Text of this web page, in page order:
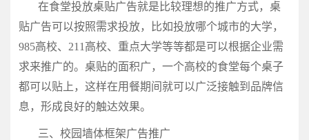
在食堂投放桌贴广告就是比较理想的推广方式，桌
贴广告可以按照需求投放，比如投放哪个城市的大学，
985高校、211高校、重点大学等等都是可以根据企业需
求来推广的。桌贴的面积广，一个高校的食堂每个桌子
都可以贴上，这样在用餐期间就可以广泛接触到品牌信
息，形成良好的触达效果。
三、校园墙体框架广告推广